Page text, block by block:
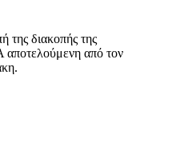
της διακοπής της
αποτελούμενη από τον